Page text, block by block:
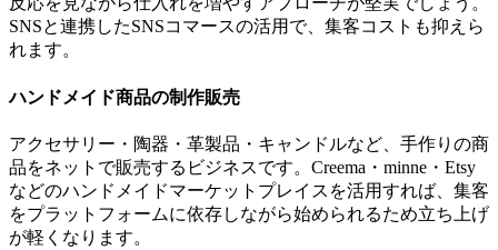
SNSと連携したSNSコマースの活用で、集客コストも抑えら
れます。
ハンドメイド商品の制作販売
アクセサリー・陶器・革製品・キャンドルなど、手作りの商
品をネットで販売するビジネスです。Creema・minne・Etsy
などのハンドメイドマーケットプレイスを活用すれば、集客
をプラットフォームに依存しながら始められるため立ち上げ
が軽くなります。